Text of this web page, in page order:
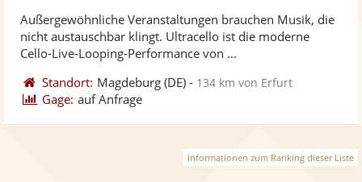
Fotos
5
Außergewöhnliche Veranstaltungen brauchen Musik, die
nicht austauschbar klingt. Ultracello ist die moderne
Cello-Live-Looping-Performance von ...
Standort: Magdeburg (DE) - 134 km von Erfurt
Gage: auf Anfrage
Informationen zum Ranking dieser Liste